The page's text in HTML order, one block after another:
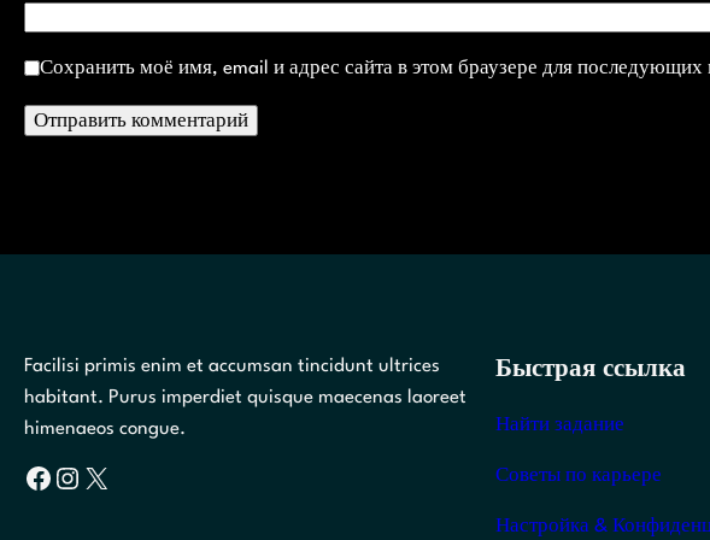
Сохранить моё имя, email и адрес сайта в этом браузере для
Facilisi primis enim et accumsan tincidunt ultrices
habitant. Purus imperdiet quisque maecenas laoreet
himenaeos congue.
Facebook Instagram X
Быстрая ссылка
Найти задание
Советы по карьере
Настройка &